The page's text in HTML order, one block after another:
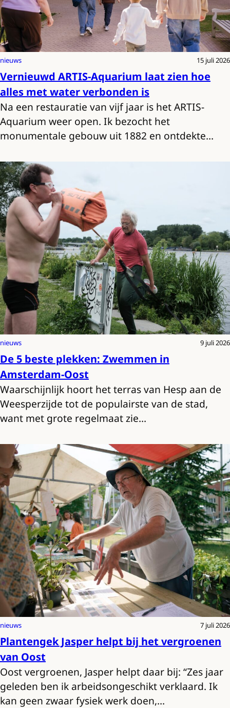
nieuws 15 juli 2026
Vernieuwd ARTIS-Aquarium laat zien hoe
alles met water verbonden is
Na een restauratie van vijf jaar is het ARTIS-
Aquarium weer open. Ik bezocht het
monumentale gebouw uit 1882 en ontdekte…
nieuws 9 juli 2026
De 5 beste plekken: Zwemmen in
Amsterdam-Oost
Waarschijnlijk hoort het terras van Hesp aan de
Weesperzijde tot de populairste van de stad,
want met grote regelmaat zie…
nieuws 7 juli 2026
Plantengek Jasper helpt bij het vergroenen
van Oost
Oost vergroenen, Jasper helpt daar bij: “Zes jaar
geleden ben ik arbeidsongeschikt verklaard. Ik
kan geen zwaar fysiek werk doen,…